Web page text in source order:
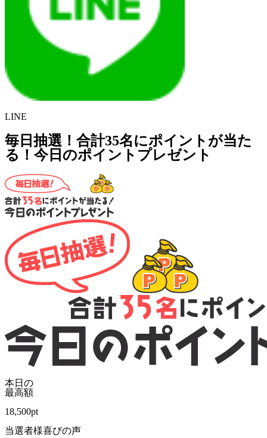
LINE
毎日抽選！合計35名にポイントが当た
る！今日のポイントプレゼント
本日の
最高額
18,500pt
当選者様喜びの声